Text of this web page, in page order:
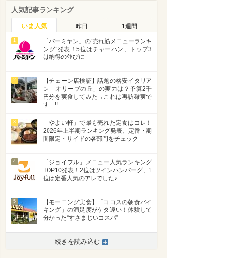
>
人気記事ランキング
いま人気 昨日 1週間
1
「バーミヤン」の“売れ筋メニューランキ
ング”発表！5位はチャーハン、トップ3
は納得の並びに
2
【チェーン店検証】話題の格安イタリア
ン「オリーブの丘」の実力は？予算2千
円分を実食してみた→これは再訪確実で
す…!!
3
「やよい軒」で最も売れた定食はコレ！
2026年上半期ランキング発表、定番・期
間限定・サイドの各部門をチェック
4
「ジョイフル」メニュー人気ランキング
TOP10発表！2位はツインハンバーグ、1
位は定番人気のアレでした♪
5
【モーニング実食】「ココスの朝食バイ
キング」の満足度がケタ違い！体験して
分かった“すさまじいコスパ”
続きを読み込む